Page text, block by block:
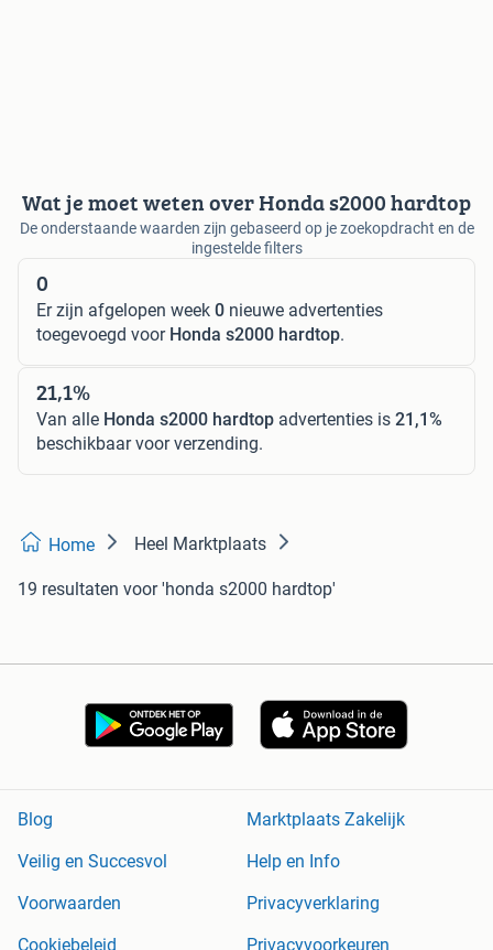
Wat je moet weten over Honda s2000 hardtop
De onderstaande waarden zijn gebaseerd op je zoekopdracht en de
ingestelde filters
0
Er zijn afgelopen week 0 nieuwe advertenties
toegevoegd voor Honda s2000 hardtop.
21,1%
Van alle Honda s2000 hardtop advertenties is 21,1%
beschikbaar voor verzending.
Home Heel Marktplaats
19 resultaten voor 'honda s2000 hardtop'
Blog
Marktplaats Zakelijk
Veilig en Succesvol
Help en Info
Voorwaarden
Privacyverklaring
Cookiebeleid
Privacyvoorkeuren